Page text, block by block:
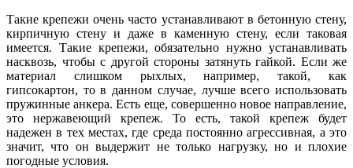
Такие крепежи очень часто устанавливают в бетонную стену,
кирпичную стену и даже в каменную стену, если таковая
имеется. Такие крепежи, обязательно нужно устанавливать
насквозь, чтобы с другой стороны затянуть гайкой. Если же
материал слишком рыхлых, например, такой, как
гипсокартон, то в данном случае, лучше всего использовать
пружинные анкера. Есть еще, совершенно новое направление,
это нержавеющий крепеж. То есть, такой крепеж будет
надежен в тех местах, где среда постоянно агрессивная, а это
значит, что он выдержит не только нагрузку, но и плохие
погодные условия.